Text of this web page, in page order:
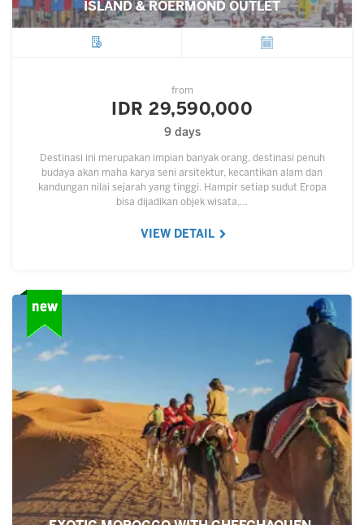
ISLAND & ROERMOND OUTLET
from
IDR 29,590,000
9 days
Destinasi ini merupakan impian banyak orang, destinasi penuh
budaya akan maha karya seni arsitektur, kecantikan alam dan
kandungan nilai sejarah yang tinggi. Hampir setiap sudut Eropa
bisa dijadikan objek wisata,…
VIEW DETAIL